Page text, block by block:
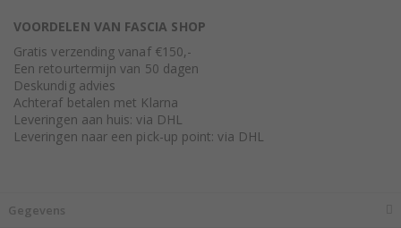
VOORDELEN VAN FASCIA SHOP
Gratis verzending vanaf €150,-
Een retourtermijn van 50 dagen
Deskundig advies
Achteraf betalen met Klarna
Leveringen aan huis: via DHL
Leveringen naar een pick-up point: via DHL
Gegevens